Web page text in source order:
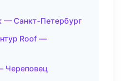
— Санкт-Петербург
Roof —
Череповец